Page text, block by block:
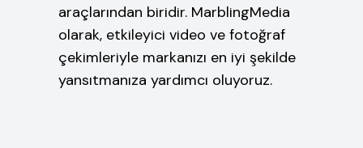
araçlarından biridir. MarblingMedia
olarak, etkileyici video ve fotoğraf
çekimleriyle markanızı en iyi şekilde
yansıtmanıza yardımcı oluyoruz.